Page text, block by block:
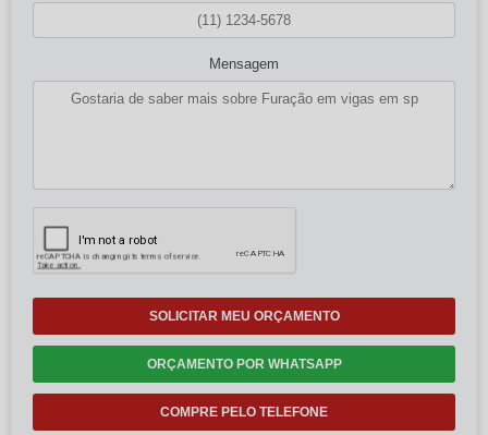
Mensagem
SOLICITAR MEU ORÇAMENTO
ORÇAMENTO POR WHATSAPP
COMPRE PELO TELEFONE